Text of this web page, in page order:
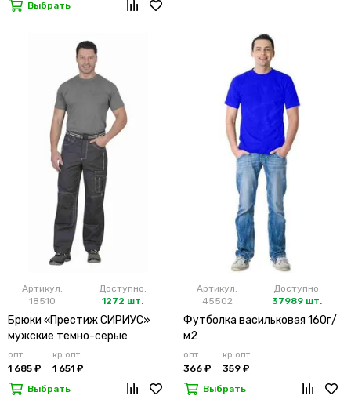
Выбрать
Артикул:
18510
Доступно:
1272 шт.
Брюки «Престиж СИРИУС»
мужские темно-серые
опт
1 685 ₽
кр.опт
1 651 ₽
Выбрать
Артикул:
45502
Доступно:
37989 шт.
Футболка васильковая 160г/
м2
опт
366 ₽
кр.опт
359 ₽
Выбрать